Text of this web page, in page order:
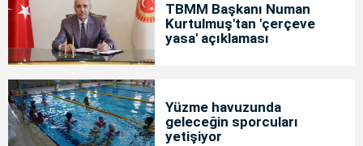
TBMM Başkanı Numan
Kurtulmuş'tan 'çerçeve
yasa' açıklaması
Yüzme havuzunda
geleceğin sporcuları
yetişiyor